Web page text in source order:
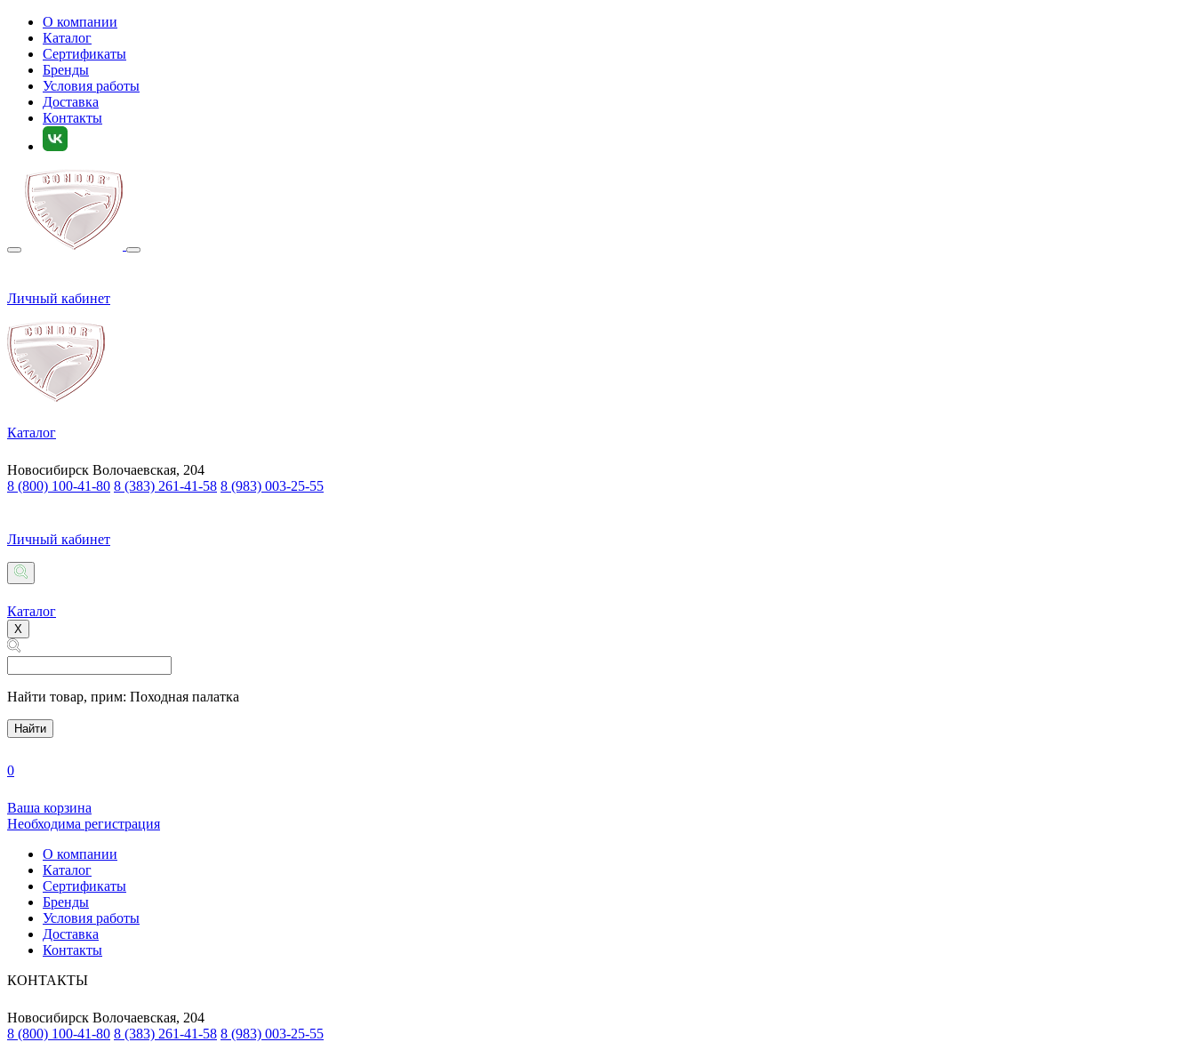
О компании
Каталог
Сертификаты
Бренды
Условия работы
Доставка
Контакты
Личный кабинет
Каталог
Новосибирск Волочаевская, 204
8 (800) 100-41-80 8 (383) 261-41-58 8 (983) 003-25-55
Личный кабинет
Каталог
X
Найти товар, прим: Походная палатка
Найти
0
Ваша корзина
Необходима регистрация
О компании
Каталог
Сертификаты
Бренды
Условия работы
Доставка
Контакты
КОНТАКТЫ
Новосибирск Волочаевская, 204
8 (800) 100-41-80 8 (383) 261-41-58 8 (983) 003-25-55